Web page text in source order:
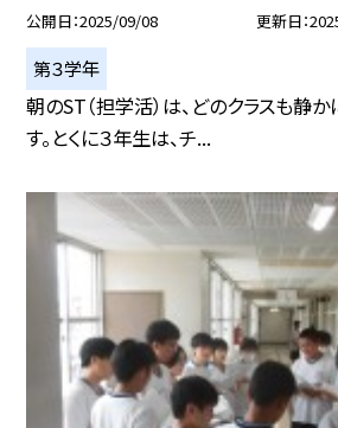
公開日 2025/09/08 更新日
第３学年
朝のST（担学活）は、どのクラスも静
す。とくに３年生は、チ...